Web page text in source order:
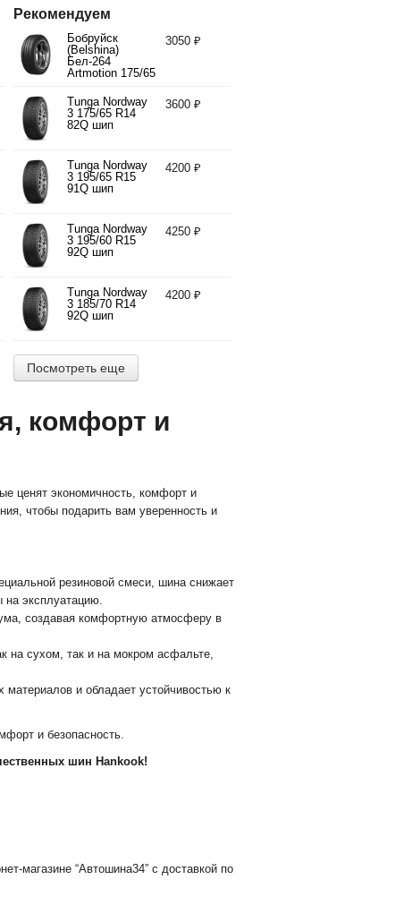
Рекомендуем
Бобруйск
(Belshina)
Бел-264
Artmotion 175/65
3050 ₽
Tunga Nordway
3 175/65 R14
82Q шип
3600 ₽
Tunga Nordway
3 195/65 R15
91Q шип
4200 ₽
Tunga Nordway
3 195/60 R15
92Q шип
4250 ₽
Tunga Nordway
3 185/70 R14
92Q шип
4200 ₽
Посмотреть еще
комфорт и
ценят экономичность, комфорт и
чтобы подарить вам уверенность и
резиновой смеси, шина снижает
на эксплуатацию.
создавая комфортную атмосферу в
на сухом, так и на мокром асфальте,
материалов и обладает устойчивостью к
и безопасность.
шин Hankook!
магазине “Автошина34” с доставкой по